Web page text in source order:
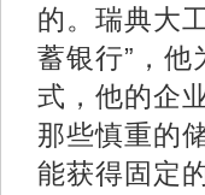
的。瑞典大
蓄银行”，
式，他的企
那些慎重的
能获得固定